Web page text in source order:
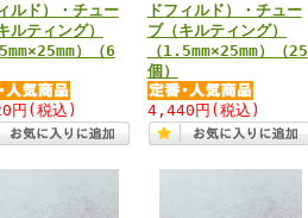
ルド）・チュー
ルティング）
）（6
円 (税込)
ドフィルド）・チュー
ブ（キルティング）
（1.5mm×25mm）（25
個）
4,440円 (税込)